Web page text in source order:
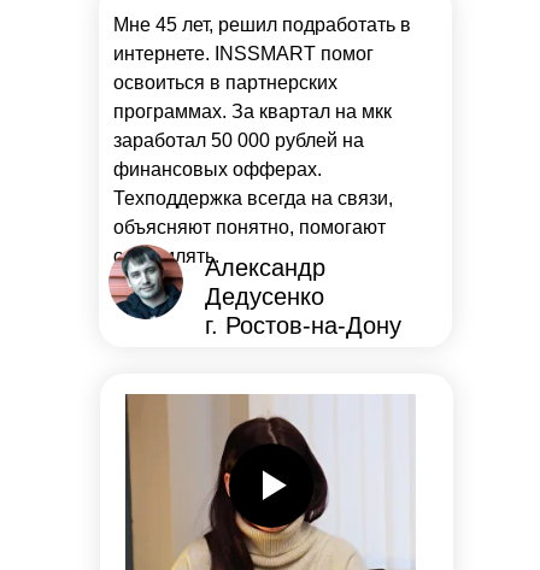
Мне 45 лет, решил подработать в
интернете. INSSMART помог
освоиться в партнерских
программах. За квартал на мкк
заработал 50 000 рублей на
финансовых офферах.
Техподдержка всегда на связи,
объясняют понятно, помогают
оформлять.Александр
Дедусенко
г. Ростов-на-Дону